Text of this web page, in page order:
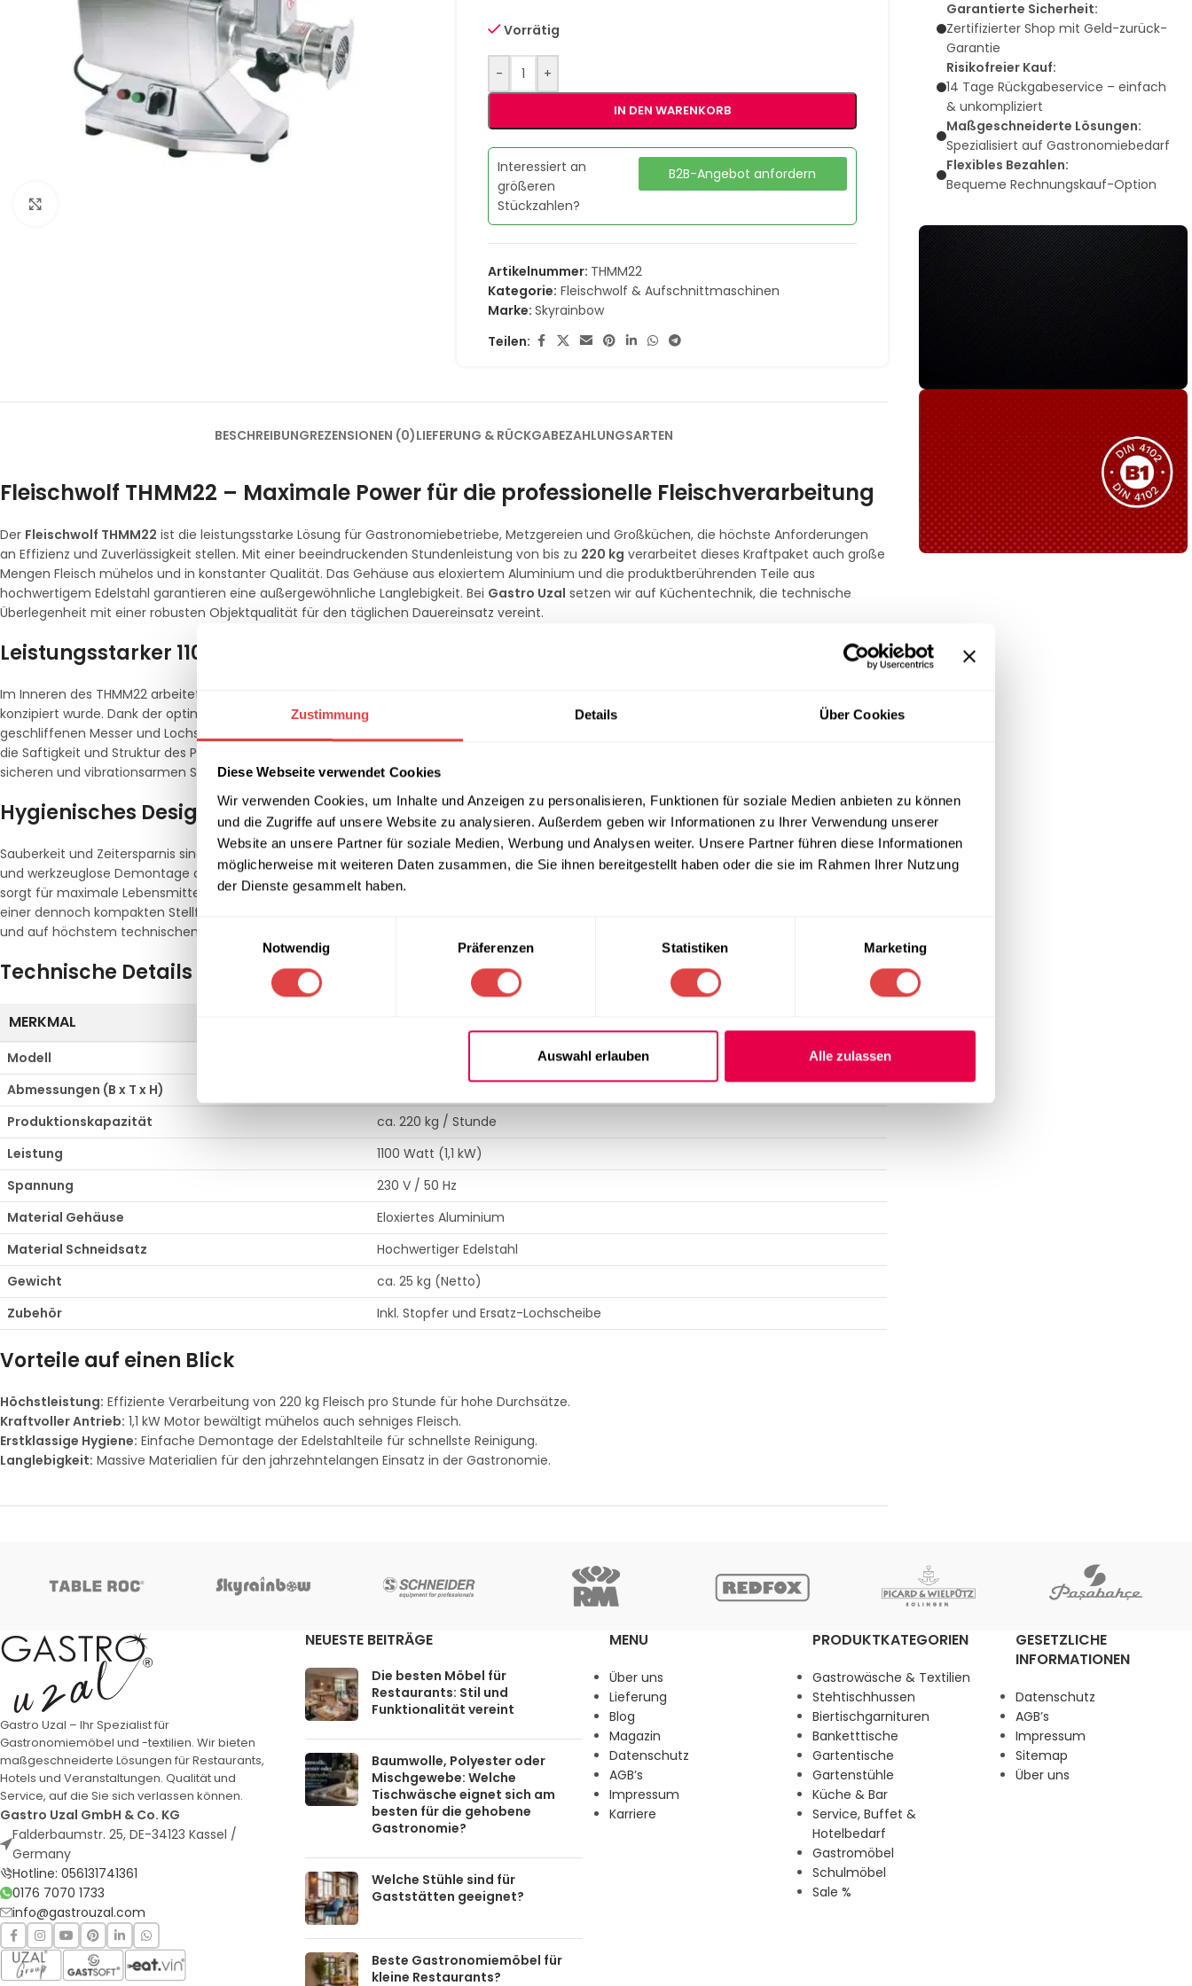
Zustimmung Details Über Cookies
Diese Webseite verwendet Cookies
Wir verwenden Cookies, um Inhalte und Anzeigen zu personalisieren, Funktionen für soziale Medien anbieten zu können
und die Zugriffe auf unsere Website zu analysieren. Außerdem geben wir Informationen zu Ihrer Verwendung unserer
Website an unsere Partner für soziale Medien, Werbung und Analysen weiter. Unsere Partner führen diese Informationen
möglicherweise mit weiteren Daten zusammen, die Sie ihnen bereitgestellt haben oder die sie im Rahmen Ihrer Nutzung
der Dienste gesammelt haben.
Einwilligungsauswahl
Notwendig
Präferenzen Statistiken Marketing
Auswahl erlauben Alle zulassen
Vorrätig
- +
IN DEN WARENKORB
Interessiert an
größeren
Stückzahlen?
B2B-Angebot anfordern
Artikelnummer: THMM22
Kategorie: Fleischwolf & Aufschnittmaschinen
Marke:Skyrainbow
Teilen:
BESCHREIBUNGREZENSIONEN (0)LIEFERUNG & RÜCKGABEZAHLUNGSARTEN
Fleischwolf THMM22 – Maximale Power für die professionelle Fleischverarbeitung
Der Fleischwolf THMM22 ist die leistungsstarke Lösung für Gastronomiebetriebe, Metzgereien und Großküchen, die höchste Anforderungen
an Effizienz und Zuverlässigkeit stellen. Mit einer beeindruckenden Stundenleistung von bis zu 220 kg verarbeitet dieses Kraftpaket auch große
Mengen Fleisch mühelos und in konstanter Qualität. Das Gehäuse aus eloxiertem Aluminium und die produktberührenden Teile aus
hochwertigem Edelstahl garantieren eine außergewöhnliche Langlebigkeit. Bei Gastro Uzal setzen wir auf Küchentechnik, die technische
Überlegenheit mit einer robusten Objektqualität für den täglichen Dauereinsatz vereint.
Leistungsstarker 1100-Watt-Motor für höchste Ansprüche
Im Inneren des THMM22 arbeitet ein kraftvoller
konzipiert wurde. Dank der optimierten Wärmeableitung bleibt das Gerät auch bei längeren Arbeitszyklen leistungsstabil. Die präzise
geschliffenen Messer und Lochscheiben aus rostfreiem Edelstahl sorgen für einen sauberen Schnitt ohne Quetschen des Fleisches, wodurch
die Saftigkeit und Struktur des Produkts erhalten bleibt. Der Fleischwolf bietet durch sein Eigengewicht und die Gummifüße einen absolut
sicheren und vibrationsarmen Stand auf jeder Arbeitsfläche.
Hygienisches Design und wartungsfreundliche Konstruktion
Sauberkeit und Zeitersparnis sind in der Profiküche entscheidend. Der THMM22 überzeugt durch ein durchdachtes Design, das eine schnelle
und werkzeuglose Demontage des Schneidsatzes ermöglicht. Dies erleichtert die tägliche Reinigung nach HACCP-Standards erheblich und
sorgt für maximale Lebensmittelsicherheit. Mit seinen Abmessungen von 520 x 300 x 390 mm bietet das Gerät eine enorme Performance bei
einer dennoch kompakten Stellfläche. Investieren Sie in bewährte Qualität von Gastro Uzal, um Ihre Fleischverarbeitung effizient, hygienisch
und auf höchstem technischem Niveau zu gestalten.
Technische Details im Überblick
MERKMAL
Modell
Abmessungen (B x T x H)
Produktionskapazität
ca. 220 kg / Stunde
Leistung
1100 Watt (1,1 kW)
Spannung
230 V / 50 Hz
Material Gehäuse
Eloxiertes Aluminium
Material Schneidsatz
Hochwertiger Edelstahl
Gewicht
ca. 25 kg (Netto)
Zubehör
Inkl. Stopfer und Ersatz-Lochscheibe
Vorteile auf einen Blick
Höchstleistung: Effiziente Verarbeitung von 220 kg Fleisch pro Stunde für hohe Durchsätze.
Kraftvoller Antrieb: 1,1 kW Motor bewältigt mühelos auch sehniges Fleisch.
Erstklassige Hygiene: Einfache Demontage der Edelstahlteile für schnellste Reinigung.
Langlebigkeit: Massive Materialien für den jahrzehntelangen Einsatz in der Gastronomie.
Garantierte Sicherheit:
Zertifizierter Shop mit Geld-zurück-
Garantie
Risikofreier Kauf:
14 Tage Rückgabeservice – einfach
& unkompliziert
Maßgeschneiderte Lösungen:
Spezialisiert auf Gastronomiebedarf
Flexibles Bezahlen:
Bequeme Rechnungskauf-Option
Sie haben nicht das passende
Produkt gefunden?
Wir helfen Ihnen gerne weiter!
Kollektion ansehen
Gastro Uzal – Ihr Spezialist für
Gastronomiemöbel und -textilien. Wir bieten
maßgeschneiderte Lösungen für Restaurants,
Hotels und Veranstaltungen. Qualität und
Service, auf die Sie sich verlassen können.
Gastro Uzal GmbH & Co. KG
Falderbaumstr. 25, DE-34123 Kassel /
Germany
Hotline: 056131741361
0176 7070 1733
info@gastrouzal.com
NEUESTE BEITRÄGE
Die besten Möbel für
Restaurants: Stil und
Funktionalität vereint
Baumwolle, Polyester oder
Mischgewebe: Welche
Tischwäsche eignet sich am
besten für die gehobene
Gastronomie?
Welche Stühle sind für
Gaststätten geeignet?
Beste Gastronomiemöbel für
kleine Restaurants?
MENU
Über uns
Lieferung
Blog
Magazin
Datenschutz
AGB’s
Impressum
Karriere
PRODUKTKATEGORIEN
Gastrowäsche & Textilien
Stehtischhussen
Biertischgarnituren
Banketttische
Gartentische
Gartenstühle
Küche & Bar
Service, Buffet &
Hotelbedarf
Gastromöbel
Schulmöbel
Sale %
GESETZLICHE
INFORMATIONEN
Datenschutz
AGB’s
Impressum
Sitemap
Über uns